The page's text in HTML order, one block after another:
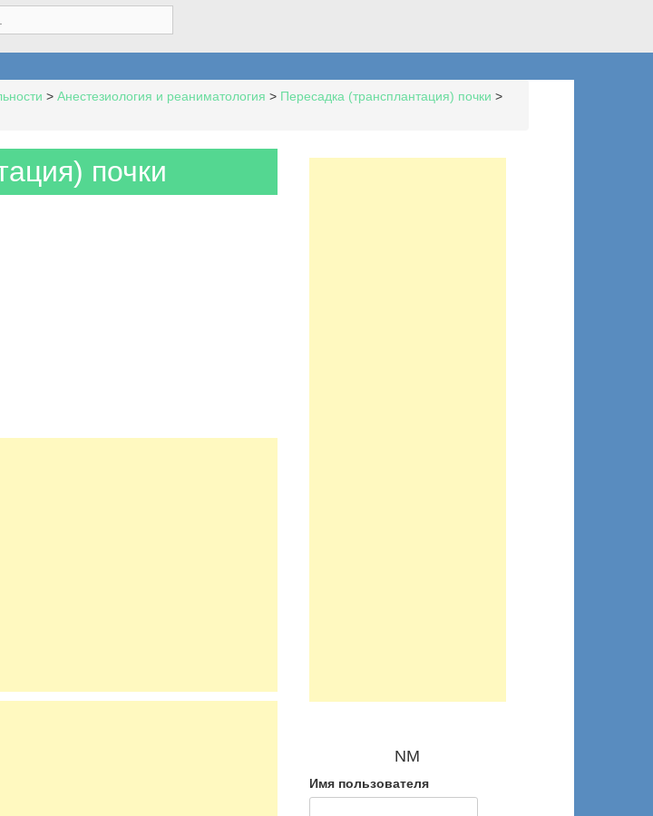
> Анестезиология и реаниматология > Пересадка (трансплантация) почки >
почки
NM
Имя пользователя